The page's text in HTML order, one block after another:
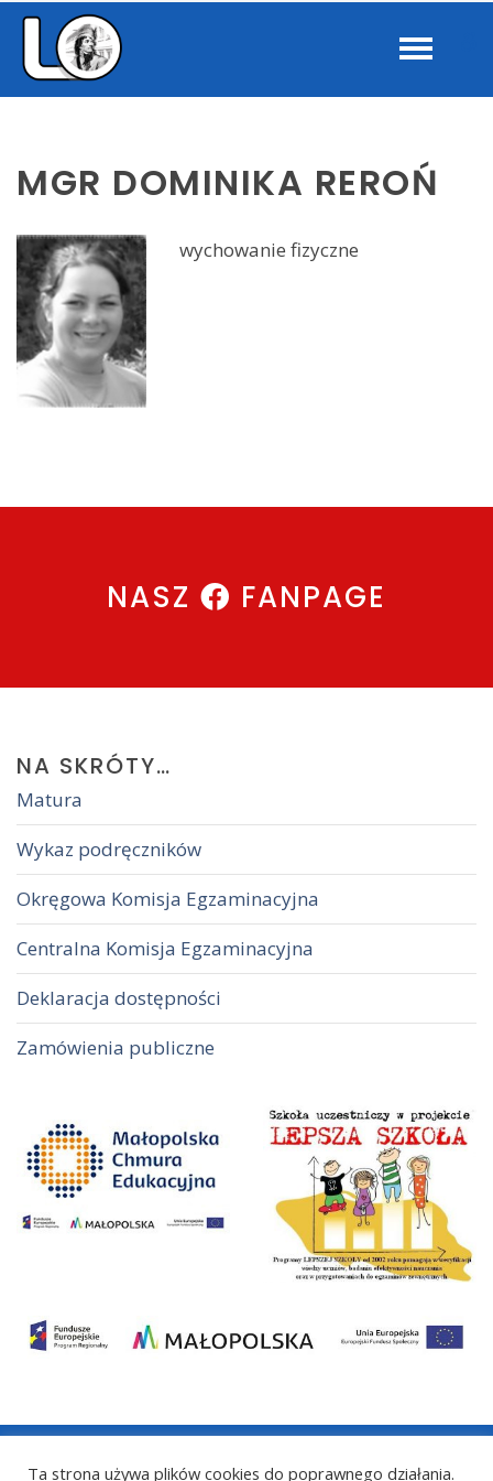
Dominika
MGR DOMINIKA REROŃ
wychowanie fizyczne
NASZ FANPAGE
NA SKRÓTY…
Matura
Wykaz podręczników
Okręgowa Komisja Egzaminacyjna
Centralna Komisja Egzaminacyjna
Deklaracja dostępności
Zamówienia publiczne
COPYRIGHT © 2021 LICEUM OGÓLNOKSZTAŁCĄCE IM.
Ta strona używa plików cookies do poprawnego działania.